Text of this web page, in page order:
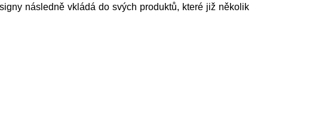
následně vkládá do svých produktů, které již několik